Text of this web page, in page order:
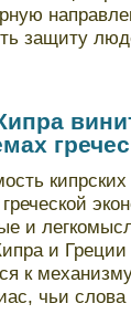
защиту
и
и
к
чьи